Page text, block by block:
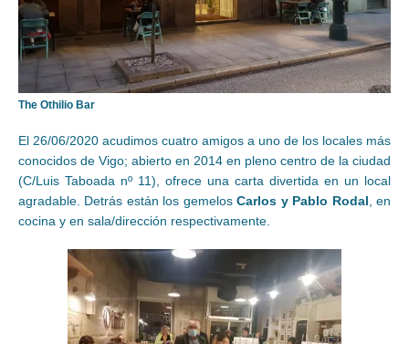
The Othilio Bar
El 26/06/2020 acudimos cuatro amigos a uno de los locales más
conocidos de Vigo; abierto en 2014 en pleno centro de la ciudad
(C/Luis Taboada nº 11), ofrece una carta divertida en un local
agradable. Detrás están los gemelosCarlos y Pablo Rodal, en
cocina y en sala/dirección respectivamente.